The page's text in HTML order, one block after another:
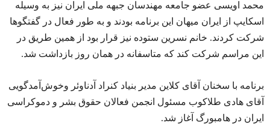
محمد اویسی عضو جامعه مهندسان جبهه ملی ایران نیز به وسیله
اسکایپ از ایران میهان این برنامه بودند و به طور فعال در گفتگوها
شرکت کردند. خانم نسرین ستوده نیز قرار بود از همین طریق در
این مراسم شرکت کند که متاسفانه در همان روز بازداشت شد.
برنامه با سخنان آقای کلاین مدیر بنیاد کنراد آدناوئر وخوش‌آمدگویی
آقای هادی طلاکوب مسئول انجمن فعالان حقوق بشر و دموکراسی
ایران در هامبورگ آغاز شد.